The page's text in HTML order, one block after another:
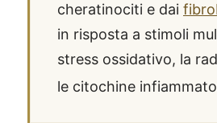
cheratinociti e dai
in risposta a stimoli
stress ossidativo, la
le citochine